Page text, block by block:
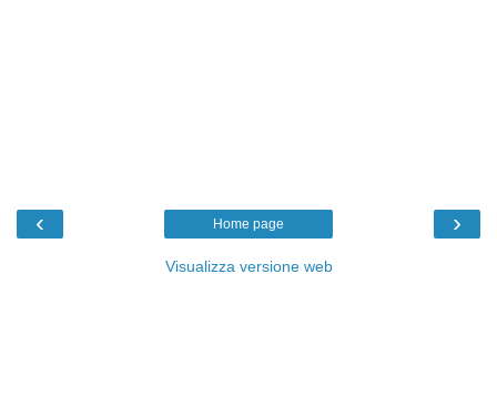
‹ ›
Home page
Visualizza versione web